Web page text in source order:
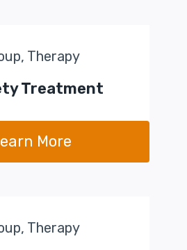
Therapy
Treatment
More
Therapy